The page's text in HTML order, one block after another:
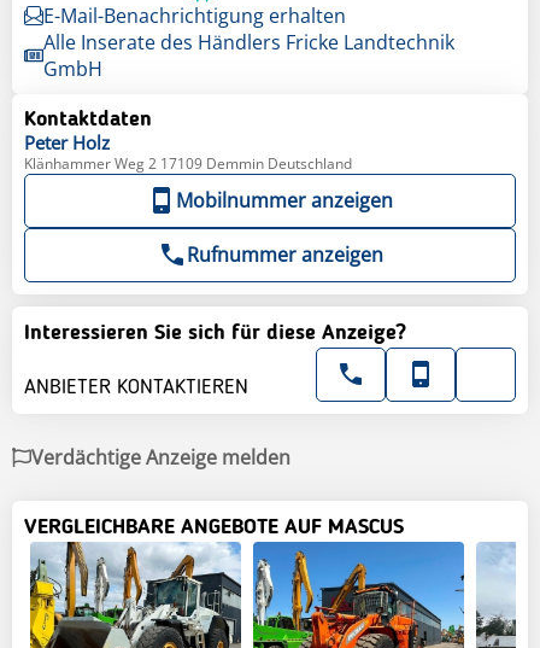
E-Mail-Benachrichtigung erhalten
Alle Inserate des Händlers Fricke Landtechnik
GmbH
Kontaktdaten
Peter Holz
Klänhammer Weg 2 17109 Demmin Deutschland
Mobilnummer anzeigen
Rufnummer anzeigen
Interessieren Sie sich für diese Anzeige?
ANBIETER KONTAKTIEREN
Verdächtige Anzeige melden
VERGLEICHBARE ANGEBOTE AUF MASCUS